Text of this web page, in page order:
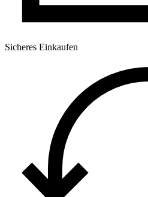
Sicheres Einkaufen